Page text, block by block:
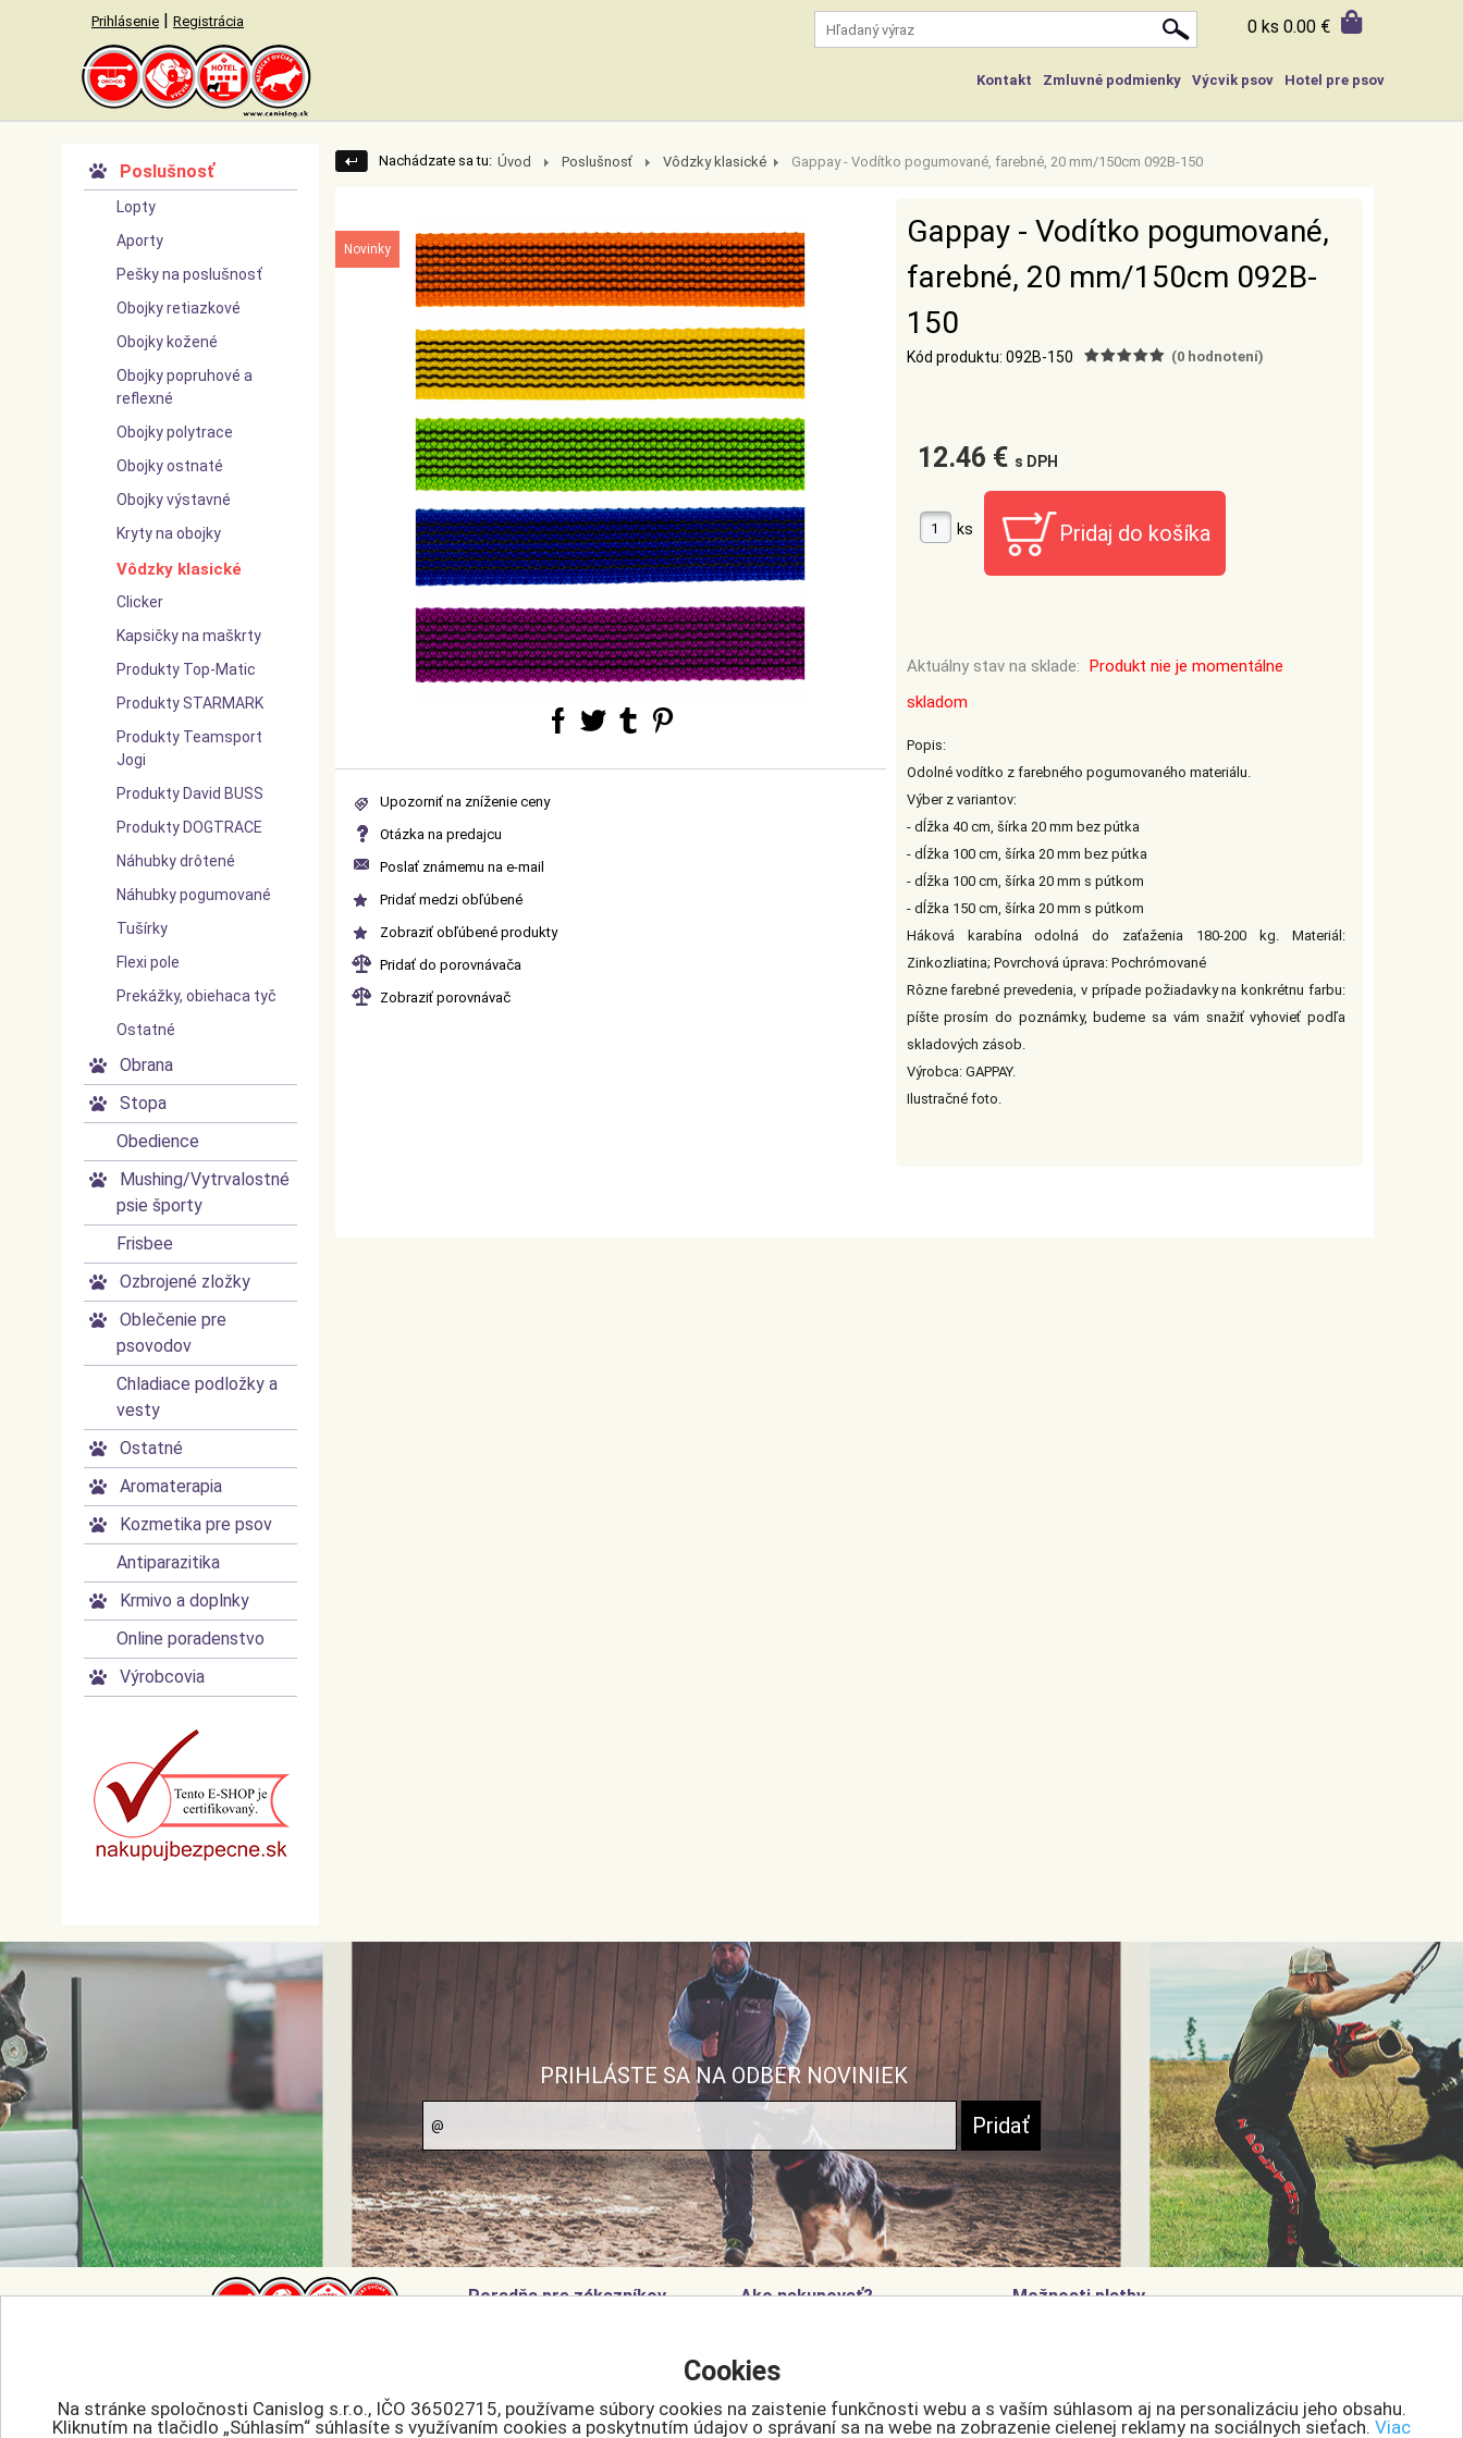
Cookies
Na stránke spoločnosti Canislog s.r.o., IČO 36502715, používame súbory cookies na zaistenie funkčnosti webu a s vaším súhlasom aj na personalizáciu jeho obsahu.
Kliknutím na tlačidlo „Súhlasím“ súhlasíte s využívaním cookies a poskytnutím údajov o správaní sa na webe na zobrazenie cielenej reklamy na sociálnych sieťach. Viac
Prihlásenie | Registrácia 0 ks 0.00 €
Kontakt Zmluvné podmienky Výcvik psov Hotel pre psov
Poslušnosť
Lopty
Aporty
Pešky na poslušnosť
Obojky retiazkové
Obojky kožené
Obojky popruhové a
reflexné
Obojky polytrace
Obojky ostnaté
Obojky výstavné
Kryty na obojky
Vôdzky klasické
Clicker
Kapsičky na maškrty
Produkty Top-Matic
Produkty STARMARK
Produkty Teamsport
Jogi
Produkty David BUSS
Produkty DOGTRACE
Náhubky drôtené
Náhubky pogumované
Tušírky
Flexi pole
Prekážky, obiehaca tyč
Ostatné
Obrana
Stopa
Obedience
Mushing/Vytrvalostné
psie športy
Frisbee
Ozbrojené zložky
Oblečenie pre
psovodov
Chladiace podložky a
vesty
Ostatné
Aromaterapia
Kozmetika pre psov
Antiparazitika
Krmivo a doplnky
Online poradenstvo
Výrobcovia
Nachádzate sa tu: Úvod Poslušnosť Vôdzky klasické Gappay - Vodítko pogumované, farebné, 20 mm/150cm 092B-150
Novinky
Upozorniť na zníženie ceny
Otázka na predajcu
Poslať známemu na e-mail
Pridať medzi obľúbené
Zobraziť obľúbené produkty
Pridať do porovnávača
Zobraziť porovnávač
Gappay - Vodítko pogumované,
farebné, 20 mm/150cm 092B-
150
Kód produktu: 092B-150 (0hodnotení)
12.46 € s DPH
ks
Aktuálny stav na sklade: Produkt nie je momentálne
skladom
Popis:
Odolné vodítko z farebného pogumovaného materiálu.
Výber z variantov:
- dĺžka 40 cm, šírka 20 mm bez pútka
- dĺžka 100 cm, šírka 20 mm bez pútka
- dĺžka 100 cm, šírka 20 mm s pútkom
- dĺžka 150 cm, šírka 20 mm s pútkom
Háková karabína odolná do zaťaženia 180-200 kg. Materiál:
Zinkozliatina; Povrchová úprava: Pochrómované
Rôzne farebné prevedenia, v prípade požiadavky na konkrétnu farbu:
píšte prosím do poznámky, budeme sa vám snažiť vyhovieť podľa
skladových zásob.
Výrobca: GAPPAY.
Ilustračné foto.
PRIHLÁSTE SA NA ODBER NOVINIEK
Všetky práva vyhradené.
Poradňa pre zákazníkov
Reklamácie
Ako nakupovať?
Súbory cookies
Možnosti platby
Možnosti dopravy